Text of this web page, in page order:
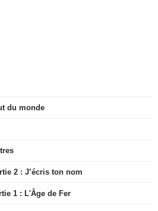
du monde
2 : J’écris ton nom
1 : L'Âge de Fer